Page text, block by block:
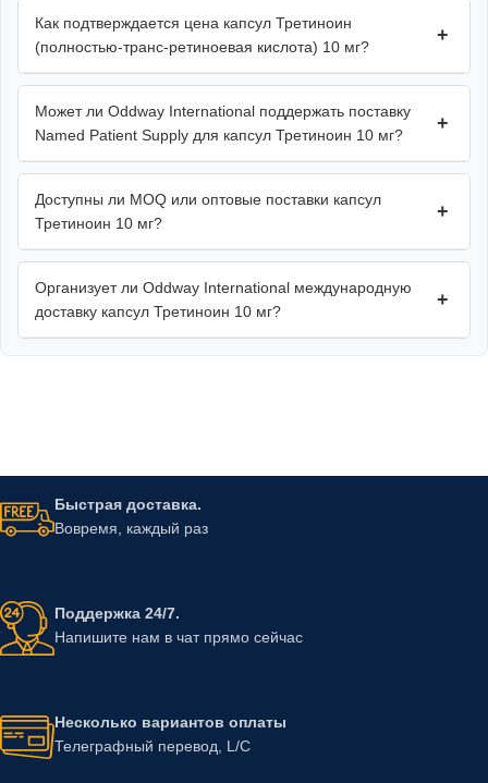
Как подтверждается цена капсул Третиноин
(полностью-транс-ретиноевая кислота) 10 мг?
+
Может ли Oddway International поддержать поставку
Named Patient Supply для капсул Третиноин 10 мг?
+
Доступны ли MOQ или оптовые поставки капсул
Третиноин 10 мг?
+
Организует ли Oddway International международную
доставку капсул Третиноин 10 мг?
+
Быстрая доставка.
Вовремя, каждый раз
Поддержка 24/7.
Напишите нам в чат прямо сейчас
Несколько вариантов оплаты
Телеграфный перевод, L/C